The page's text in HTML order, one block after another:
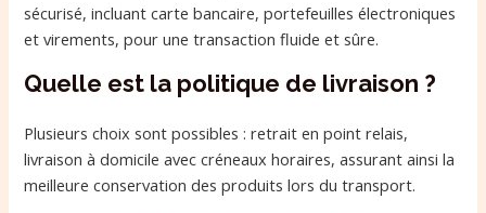
sécurisé, incluant carte bancaire, portefeuilles électroniques
et virements, pour une transaction fluide et sûre.
Quelle est la politique de livraison ?
Plusieurs choix sont possibles : retrait en point relais,
livraison à domicile avec créneaux horaires, assurant ainsi la
meilleure conservation des produits lors du transport.